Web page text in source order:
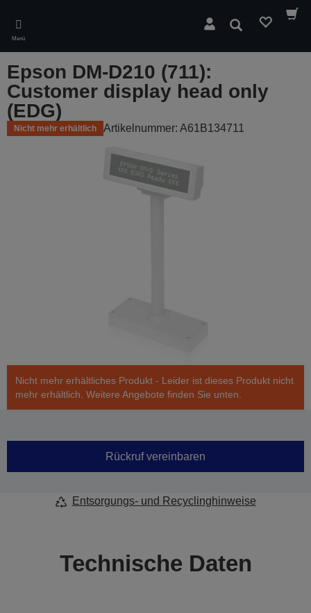
main
content
Menü
Suchen
Epson DM-D210 (711):
Customer display head only
(EDG)
Nicht mehr erhältlich Artikelnummer: A61B134711
Nicht mehr erhältliches Produkt - Leider ist dieses Produkt nicht
mehr erhältlich. Weitere Angebote finden Sie unten.
Rückruf vereinbaren
Entsorgungs- und Recyclinghinweise
Technische Daten